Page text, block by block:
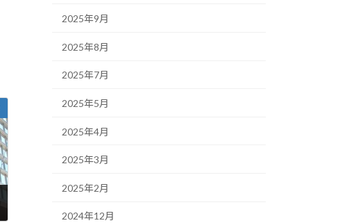
2025年9月
2025年8月
2025年7月
2025年5月
2025年4月
2025年3月
2025年2月
2024年12月